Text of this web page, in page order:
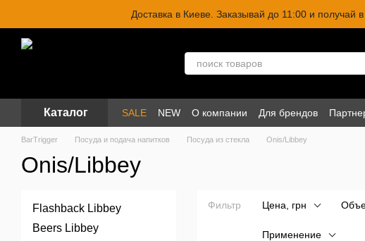
Перейти к основному контентуДоставка в Киеве. Заказывай до 11:00 и
Каталог SALE NEW О компании Для брендов
BarTrigger Посуда и подача напитков Посуда из стекла Onis/Libbey
Onis/Libbey
Фильтр Цена, грн
Применение
Flashback Libbey
Beers Libbey